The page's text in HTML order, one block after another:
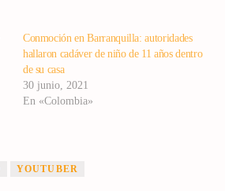
Conmoción en Barranquilla: autoridades
hallaron cadáver de niño de 11 años dentro
de su casa
30 junio, 2021
En «Colombia»
YOUTUBER